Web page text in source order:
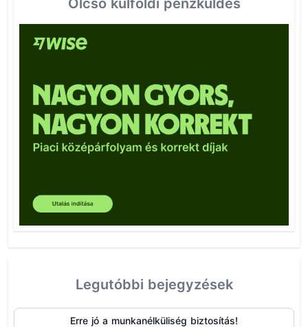
Olcsó külföldi pénzküldés
Legutóbbi bejegyzések
Erre jó a munkanélküliség biztosítás!